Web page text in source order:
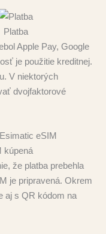
Platba
Apple Pay, Google
je použitie kreditnej.
V niektorých
dvojfaktorové
kúpená
že platba prebehla
je pripravená. Okrem
aj s QR kódom na